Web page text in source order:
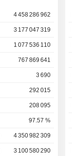
4 458 286 962
3 177 047 319
1 077 536 110
767 869 641
3 690
292 015
208 095
97.57 %
4 350 982 309
3 100 580 290